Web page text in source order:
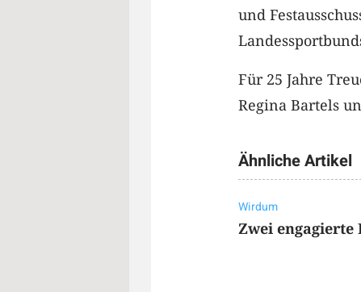
und
Für 25 Jahre
Regina Bartels
Ähnliche Artikel
Wirdum
Zwei